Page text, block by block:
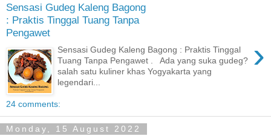
Sensasi Gudeg Kaleng Bagong
: Praktis Tinggal Tuang Tanpa
Pengawet
›
Sensasi Gudeg Kaleng Bagong : Praktis Tinggal
Tuang Tanpa Pengawet . Ada yang suka gudeg?
salah satu kuliner khas Yogyakarta yang
legendari...
24 comments:
Monday, 15 August 2022